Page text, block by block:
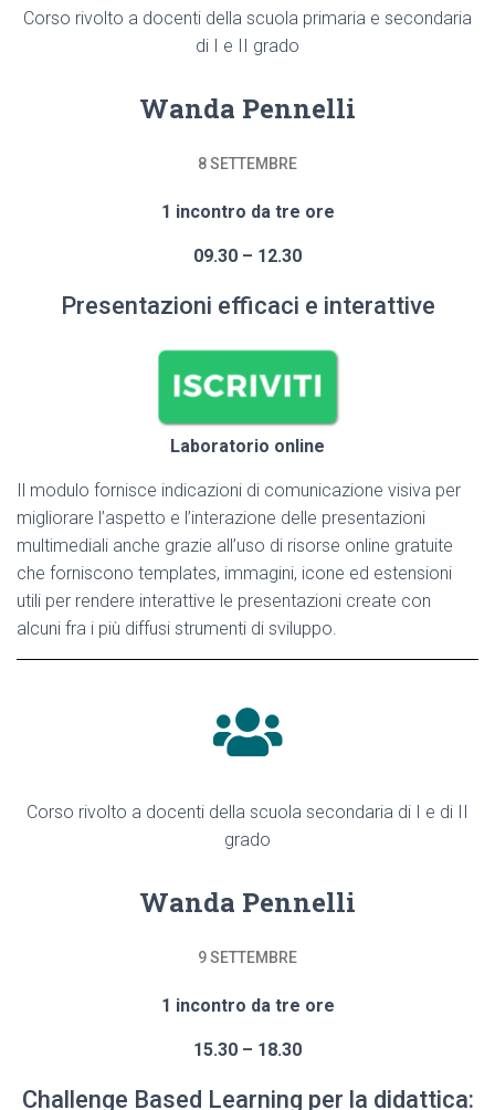
Corso rivolto a docenti della scuola primaria e secondaria
di I e II grado
Wanda Pennelli
8 SETTEMBRE
1 incontro da tre ore
09.30 – 12.30
Presentazioni efficaci e interattive
Laboratorio online
Il modulo fornisce indicazioni di comunicazione visiva per
migliorare l’aspetto e l’interazione delle presentazioni
multimediali anche grazie all’uso di risorse online gratuite
che forniscono templates, immagini, icone ed estensioni
utili per rendere interattive le presentazioni create con
alcuni fra i più diffusi strumenti di sviluppo.
Corso rivolto a docenti della scuola secondaria di I e di II
grado
Wanda Pennelli
9 SETTEMBRE
1 incontro da tre ore
15.30 – 18.30
Challenge Based Learning per la didattica: